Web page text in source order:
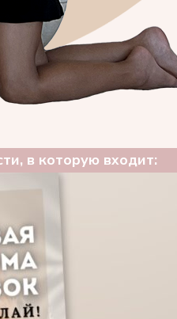
в которую входит: